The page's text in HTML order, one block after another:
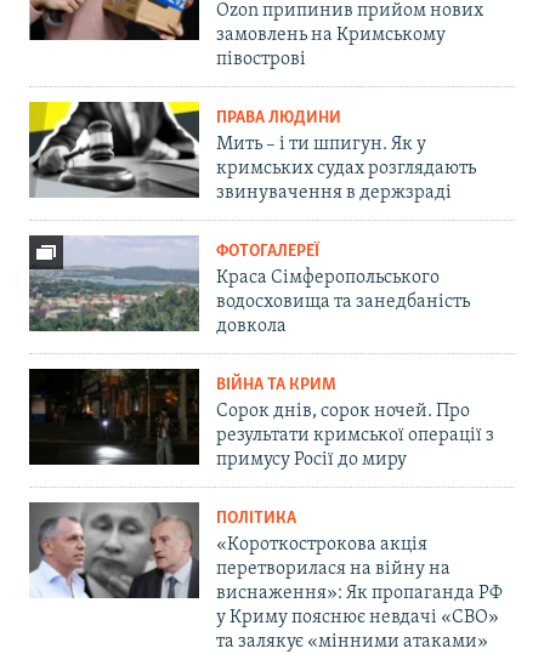
Ozon припинив прийом нових
замовлень на Кримському
півострові
ПРАВА ЛЮДИНИ
Мить – і ти шпигун. Як у
кримських судах розглядають
звинувачення в держзраді
ФОТОГАЛЕРЕЇ
Краса Сімферопольського
водосховища та занедбаність
довкола
ВІЙНА ТА КРИМ
Сорок днів, сорок ночей. Про
результати кримської операції з
примусу Росії до миру
ПОЛІТИКА
«Короткострокова акція
перетворилася на війну на
виснаження»: Як пропаганда РФ
у Криму пояснює невдачі «СВО»
та залякує «мінними атаками»